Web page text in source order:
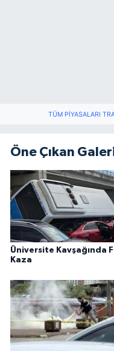
TÜM PIYASALARI
Öne Çıkan
Üniversite Kavşağında
Kaza